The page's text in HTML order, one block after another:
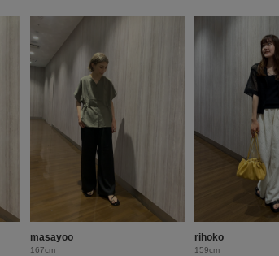
masayoo
167cm
rihoko
159cm